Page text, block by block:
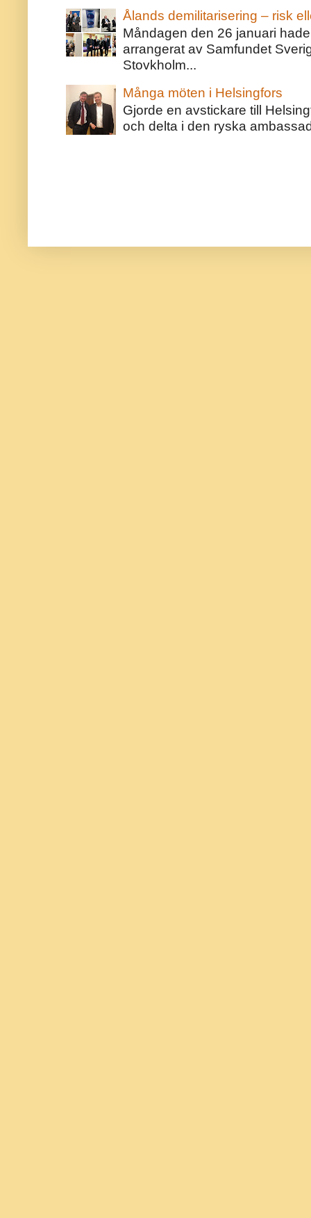
Ålands demilitarisering – risk
Måndagen den 26 januari
arrangerat av Samfundet
Stovkholm...
Många möten i Helsingfors
Gjorde en avstickare till
och delta i den ryska